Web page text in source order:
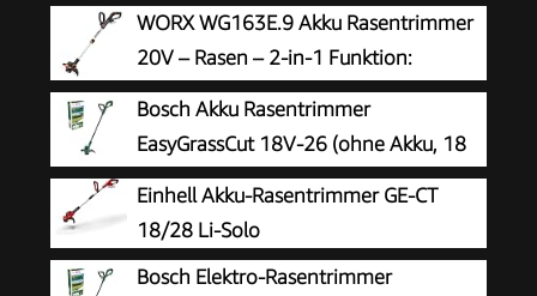
WORX WG163E.9 Akku Rasentrimmer
20V – Rasen – 2-in-1 Funktion:
Rasentrimmer und Kantenschneider –
Inkl. Distanzschutz, Kantenschneiderad,
Fadenspule – Ohne Akku & Ladegerät
Bosch Akku Rasentrimmer
EasyGrassCut 18V-26 (ohne Akku, 18
Volt System, Schnittkreisdurchmesser:
26 cm, im Karton)
Einhell Akku-Rasentrimmer GE-CT
18/28 Li-Solo
Bosch Elektro-Rasentrimmer